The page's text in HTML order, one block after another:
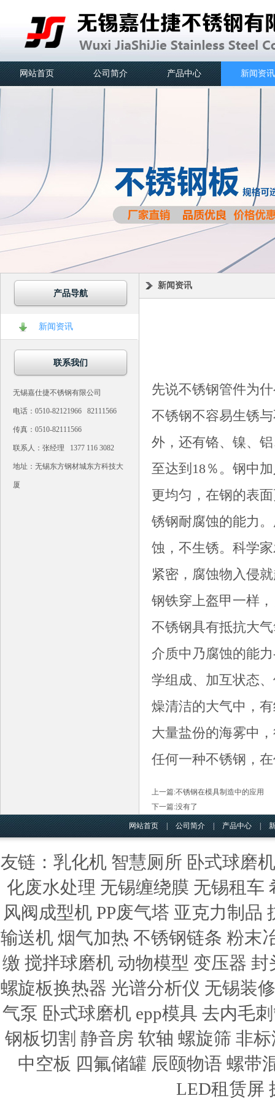
网站首页 公司简介 产品中心 新闻资讯
产品导航
新闻资讯
联系我们
无锡嘉仕捷不锈钢有限公司
电话：0510-82121966 82111566
传真：0510-82111566
联系人：张经理 1377 116 3082
地址：无锡东方钢材城东方科技大
厦
新闻资讯
先说不锈钢管件为
不锈钢不容易生锈
外，还有铬、镍、
至达到18％。钢中
更均匀，在钢的表
锈钢耐腐蚀的能力
蚀，不生锈。科学
紧密，腐蚀物入侵
钢铁穿上盔甲一样
不锈钢具有抵抗大
介质中乃腐蚀的能
学组成、加互状态
燥清洁的大气中，
大量盐份的海雾中
任何一种不锈钢，
上一篇:不锈钢在模具制造中的应用
下一篇:没有了
网站首页 公司简介 产品中心 |
友链：乳化机 智慧厕所 卧式球磨
化废水处理 无锡缠绕膜 无锡租车
风阀成型机 PP废气塔 亚克力制品
输送机 烟气加热 不锈钢链条 粉末
缴 搅拌球磨机 动物模型 变压器 封
螺旋板换热器 光谱分析仪 无锡装
气泵 卧式球磨机 epp模具 去内毛
钢板切割 静音房 软轴 螺旋筛 非
中空板 四氟储罐 辰颐物语 螺带
LED租赁屏